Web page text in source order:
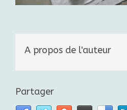
A propos de l'auteur
Partager